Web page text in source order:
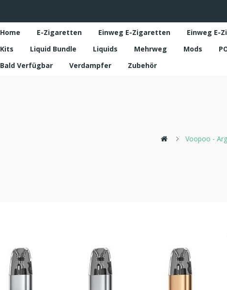
Home E-Zigaretten Einweg E-Zigaretten Einweg E-
Kits
Liquid Bundle Liquids Mehrweg Mods
Bald Verfügbar
Verdampfer Zubehör
Voopoo -